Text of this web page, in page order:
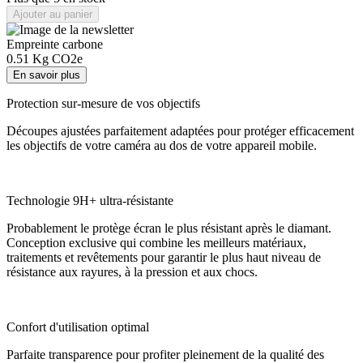
Ajouter au panier
Empreinte carbone
0.51 Kg CO2e
En savoir plus
Protection sur-mesure de vos objectifs
Découpes ajustées parfaitement adaptées pour protéger efficacement
les objectifs de votre caméra au dos de votre appareil mobile.
Technologie 9H+ ultra-résistante
Probablement le protège écran le plus résistant après le diamant.
Conception exclusive qui combine les meilleurs matériaux,
traitements et revêtements pour garantir le plus haut niveau de
résistance aux rayures, à la pression et aux chocs.
Confort d'utilisation optimal
Parfaite transparence pour profiter pleinement de la qualité des